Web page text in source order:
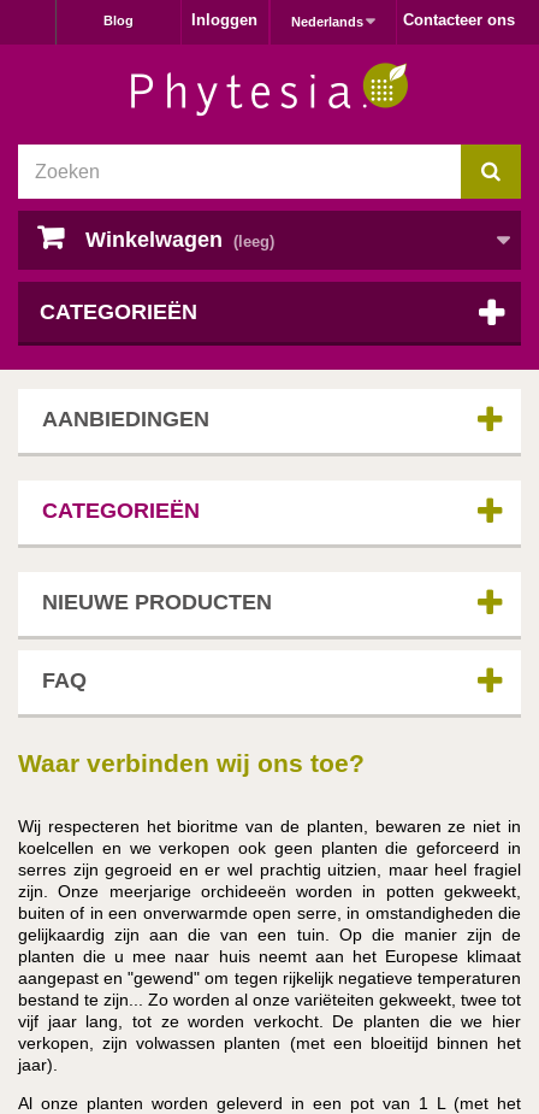
Contacteer ons
Nederlands
Inloggen
Blog
Winkelwagen (leeg)
CATEGORIEËN
AANBIEDINGEN
CATEGORIEËN
NIEUWE PRODUCTEN
FAQ
Waar verbinden wij ons toe?
Wij respecteren het bioritme van de planten, bewaren ze niet in
koelcellen en we verkopen ook geen planten die geforceerd in
serres zijn gegroeid en er wel prachtig uitzien, maar heel fragiel
zijn. Onze meerjarige orchideeën worden in potten gekweekt,
buiten of in een onverwarmde open serre, in omstandigheden die
gelijkaardig zijn aan die van een tuin. Op die manier zijn de
planten die u mee naar huis neemt aan het Europese klimaat
aangepast en "gewend" om tegen rijkelijk negatieve temperaturen
bestand te zijn... Zo worden al onze variëteiten gekweekt, twee tot
vijf jaar lang, tot ze worden verkocht. De planten die we hier
verkopen, zijn volwassen planten (met een bloeitijd binnen het
jaar).
Al onze planten worden geleverd in een pot van 1 L (met het